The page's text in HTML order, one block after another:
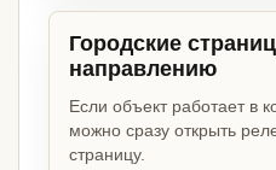
Городские
направлению
Если объект работает в
можно сразу открыть
страницу.